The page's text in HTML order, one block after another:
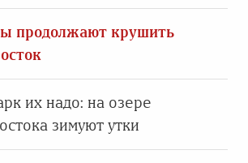
продолжают крушить
их надо: на озере
зимуют утки